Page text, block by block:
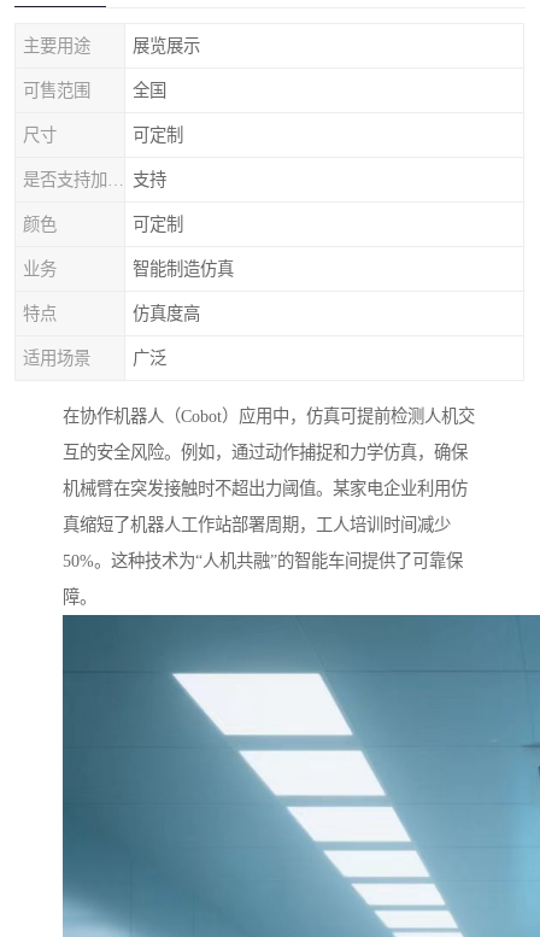
主要用途 展览展示
可售范围 全国
尺寸 可定制
支持
颜色 可定制
业务 智能制造仿真
特点 仿真度高
适用场景 广泛
在协作机器人（Cobot）应用中，仿真可提前检测人机交
互的安全风险。例如，通过动作捕捉和力学仿真，确保
机械臂在突发接触时不超出力阈值。某家电企业利用仿
真缩短了机器人工作站部署周期，工人培训时间减少
50%。这种技术为“人机共融”的智能车间提供了可靠保
障。